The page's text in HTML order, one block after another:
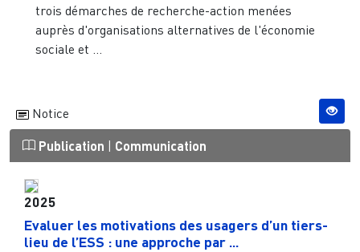
trois démarches de recherche-action menées
auprès d'organisations alternatives de l'économie
sociale et ...
Notice
Publication | Communication
2025
Evaluer les motivations des usagers d’un tiers-
lieu de l’ESS : une approche par ...